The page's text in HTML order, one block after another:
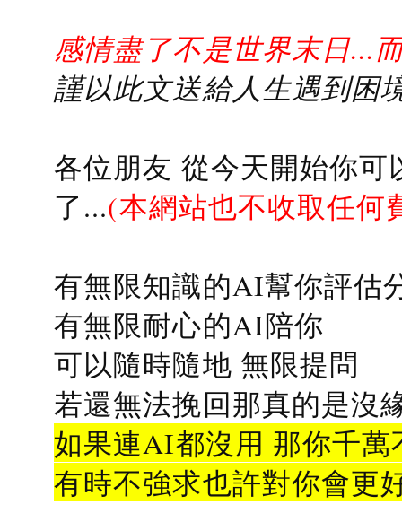
感情盡了不是世界末日...
謹以此文送給人生遇到困
各位朋友 從今天開始你
了...(本網站也不收取任何
有無限知識的AI幫你評估
有無限耐心的AI陪你
可以隨時隨地 無限提問
若還無法挽回那真的是沒
如果連AI都沒用 那你千
有時不強求也許對你會更